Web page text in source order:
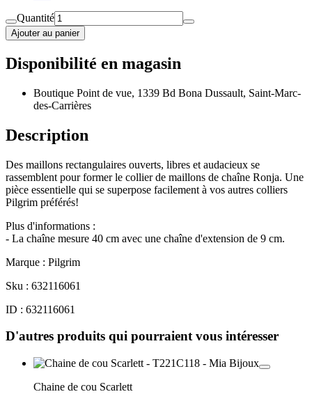
Quantité
Ajouter au panier
Disponibilité en magasin
Boutique Point de vue, 1339 Bd Bona Dussault, Saint-Marc-
des-Carrières
Description
Des maillons rectangulaires ouverts, libres et audacieux se
rassemblent pour former le collier de maillons de chaîne Ronja. Une
pièce essentielle qui se superpose facilement à vos autres colliers
Pilgrim préférés!
Plus d'informations :
- La chaîne mesure 40 cm avec une chaîne d'extension de 9 cm.
Marque : Pilgrim
Sku : 632116061
ID : 632116061
D'autres produits qui pourraient vous intéresser
Chaine de cou Scarlett